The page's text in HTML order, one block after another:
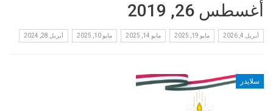
أغسطس 26, 2019
أبريل 4, 2026 مايو 19, 2025 مايو 14, 2025 مايو 10, 2025 أبريل 28, 2024
سلايدر